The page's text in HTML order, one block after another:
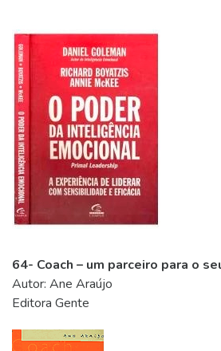
64- Coach – um parceiro para o
Autor: Ane Araújo
Editora Gente